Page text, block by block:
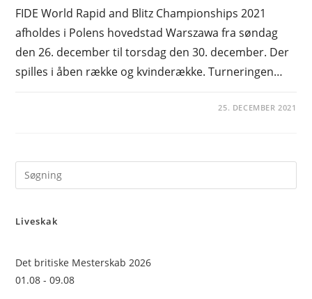
FIDE World Rapid and Blitz Championships 2021
afholdes i Polens hovedstad Warszawa fra søndag
den 26. december til torsdag den 30. december. Der
spilles i åben række og kvinderække. Turneringen…
25. DECEMBER 2021
Liveskak
Det britiske Mesterskab 2026
01.08 - 09.08